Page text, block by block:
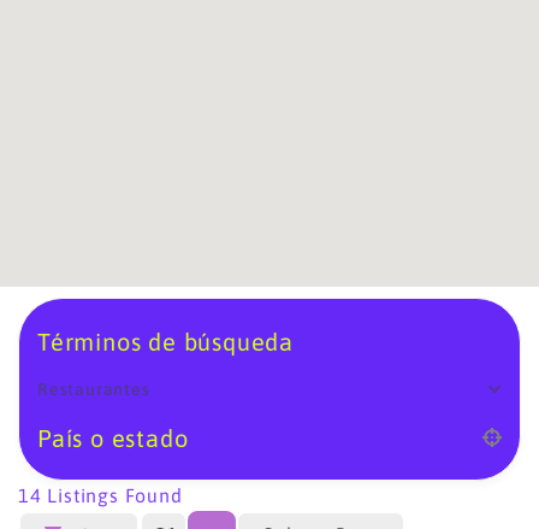
Términos de búsqueda
Restaurantes
País o estado
14 Listings Found